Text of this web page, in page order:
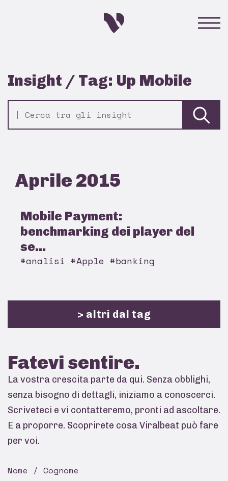
Insight / Tag: Up Mobile
Aprile 2015
Mobile Payment:
benchmarking dei player del
se...
#analisi #Apple #banking
> altri dal tag
Fatevi sentire.
La vostra crescita parte da qui. Senza obblighi,
senza bisogno di dettagli, iniziamo a conoscerci.
Scriveteci e vi contatteremo, pronti ad ascoltare.
E a proporre. Scoprirete cosa Viralbeat può fare
per voi.
Nome / Cognome